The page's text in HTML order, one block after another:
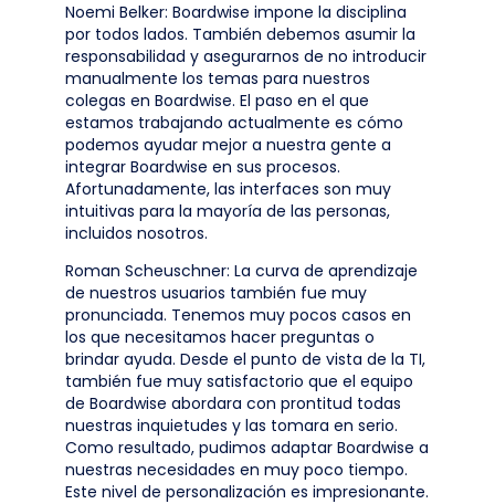
Noemi Belker: Boardwise impone la disciplina
por todos lados. También debemos asumir la
responsabilidad y asegurarnos de no introducir
manualmente los temas para nuestros
colegas en Boardwise. El paso en el que
estamos trabajando actualmente es cómo
podemos ayudar mejor a nuestra gente a
integrar Boardwise en sus procesos.
Afortunadamente, las interfaces son muy
intuitivas para la mayoría de las personas,
incluidos nosotros.
Roman Scheuschner: La curva de aprendizaje
de nuestros usuarios también fue muy
pronunciada. Tenemos muy pocos casos en
los que necesitamos hacer preguntas o
brindar ayuda. Desde el punto de vista de la TI,
también fue muy satisfactorio que el equipo
de Boardwise abordara con prontitud todas
nuestras inquietudes y las tomara en serio.
Como resultado, pudimos adaptar Boardwise a
nuestras necesidades en muy poco tiempo.
Este nivel de personalización es impresionante.